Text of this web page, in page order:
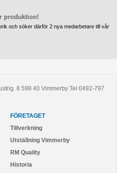
produktion!
och söker därför 2 nya medarbetare till vår
8 598 40 Vimmerby Tel 0492-797
FÖRETAGET
Tillverkning
Utställning Vimmerby
RM Quality
Historia